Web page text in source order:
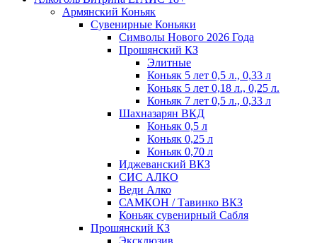
Армянский Коньяк
Сувенирные Коньяки
Символы Нового 2026 Года
Прошянский КЗ
Элитные
Коньяк 5 лет 0,5 л., 0,33 л
Коньяк 5 лет 0,18 л., 0,25 л.
Коньяк 7 лет 0,5 л., 0,33 л
Шахназарян ВКД
Коньяк 0,5 л
Коньяк 0,25 л
Коньяк 0,70 л
Иджеванский ВКЗ
СИС АЛКО
Веди Алко
САМКОН / Тавинко ВКЗ
Коньяк сувенирный Сабля
Прошянский КЗ
Эксклюзив